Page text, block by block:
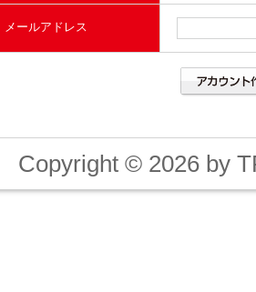
メールアドレス
Copyright © 2026 by